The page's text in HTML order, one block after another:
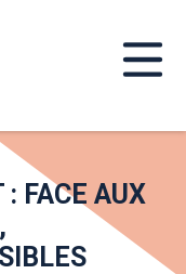
: FACE AUX